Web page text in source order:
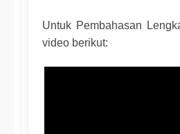
Untuk Pembahasan
video berikut: